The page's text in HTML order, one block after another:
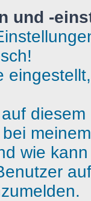
und -
wie